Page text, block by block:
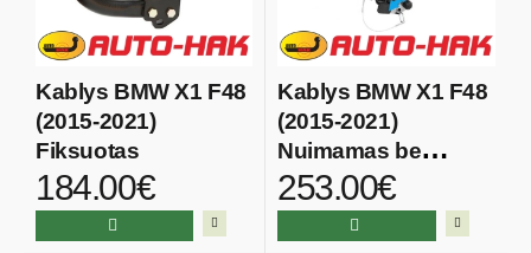
Kablys BMW X1 F48
(2015-2021)
Fiksuotas
184.00€
Kablys BMW X1 F48
(2015-2021)
Nuimamas be
spynos
253.00€